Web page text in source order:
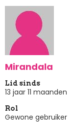
Mirandala
Lid sinds
13 jaar 11 maanden
Rol
Gewone gebruiker